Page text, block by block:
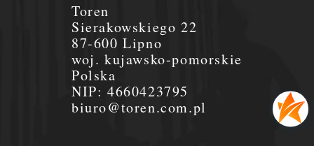
Toren
Sierakowskiego 22
87-600 Lipno
woj. kujawsko-pomorskie
Polska
NIP:4660423795
biuro@toren.com.pl